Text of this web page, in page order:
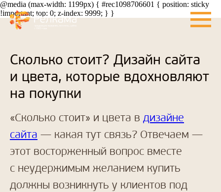
@media (max-width: 1199px) { #rec1098706601 { position: sticky
!important; top: 0; z-index: 9999; } }
Сколько стоит? Дизайн сайта
и цвета, которые вдохновляют
на покупки
«Сколько стоит» и цвета в дизайне
сайта — какая тут связь? Отвечаем —
этот восторженный вопрос вместе
с неудержимым желанием купить
должны возникнуть у клиентов под